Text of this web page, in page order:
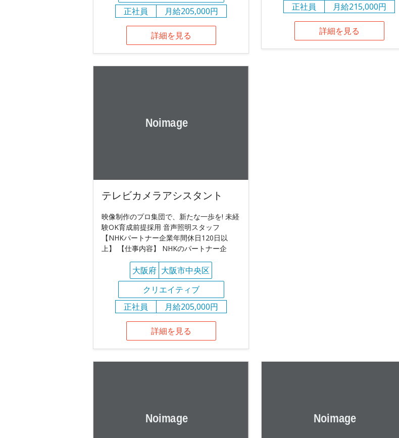
正社員
月給205,000円
詳細を見る
正社員
月給215,000円
詳細を見る
テレビカメラアシスタント
映像制作のプロ集団で、新たな一歩を! 未経
験OK育成前提採用 音声照明スタッフ
【NHKパートナー企業年間休日120日以
上】 【仕事内容】 NHKのパートナー企
大阪府 大阪市中央区
クリエイティブ
正社員
月給205,000円
詳細を見る